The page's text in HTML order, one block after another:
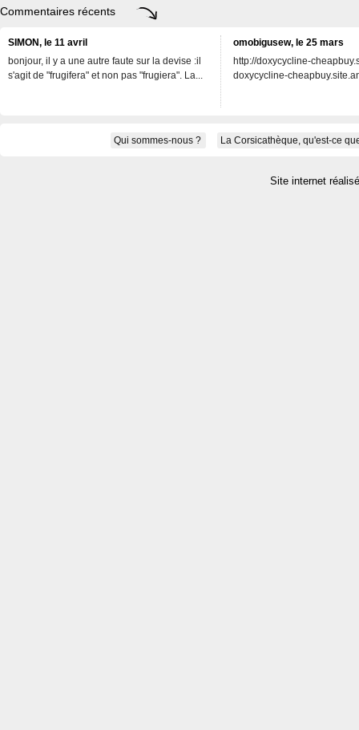
Commentaires récents
SIMON, le 11 avril
bonjour, il y a une autre faute sur la devise :il
s'agit de "frugifera" et non pas "frugiera". La...
omobigusew, le 25 mars
http://doxycycline-
doxycycline-
Qui sommes-nous ? La Corsicathèque, qu'est-ce
Site internet